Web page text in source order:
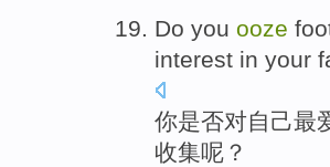
Do you ooze
interest in your
你是否对自己最
收集呢？